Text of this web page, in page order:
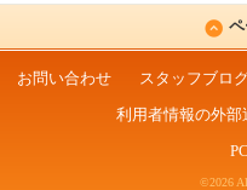
お問い合わせ スタッフブロ
利用者情報の外部
©2026